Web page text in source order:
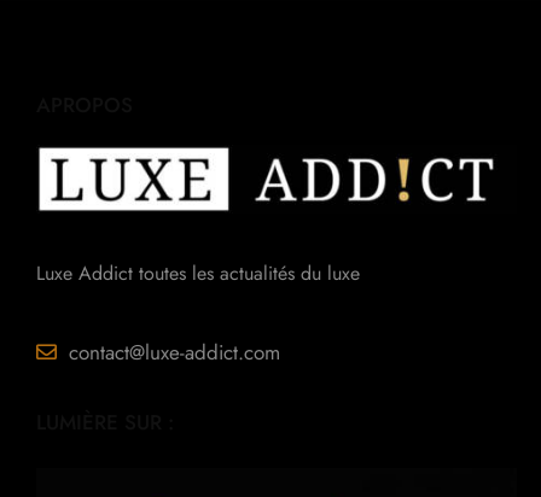
Luxe Addict toutes les actualités du luxe
contact@luxe-addict.com